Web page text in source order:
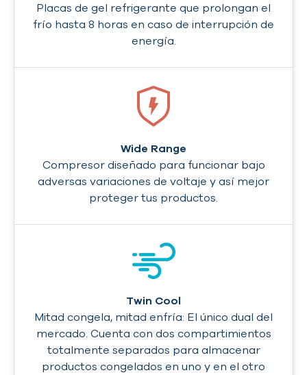
Placas de gel refrigerante que prolongan el
frío hasta 8 horas en caso de interrupción de
energía.
Wide Range
Compresor diseñado para funcionar bajo
adversas variaciones de voltaje y así mejor
proteger tus productos.
Twin Cool
Mitad congela, mitad enfría: El único dual del
mercado. Cuenta con dos compartimientos
totalmente separados para almacenar
productos congelados en uno y en el otro